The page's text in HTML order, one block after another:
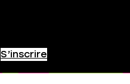
S’inscrire